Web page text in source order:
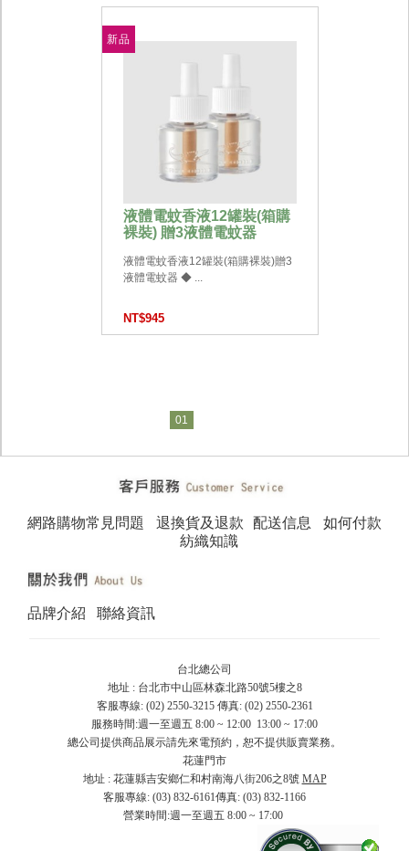
新品
液體電蚊香液12罐裝(箱購
裸裝) 贈3液體電蚊器
液體電蚊香液12罐裝(箱購裸裝)贈3
液體電蚊器 ◆ ...
NT$945
01
網路購物常見問題 退換貨及退款 配送信息
如何付款
紡織知識
品牌介紹 聯絡資訊
台北總公司
地址 : 台北市中山區林森北路50號5樓之8
客服專線: (02) 2550-3215 傳真: (02) 2550-2361
服務時間:週一至週五 8:00 ~ 12:00 13:00 ~ 17:00
總公司提供商品展示請先來電預約，恕不提供販賣業務。
花蓮門市
地址 : 花蓮縣吉安鄉仁和村南海八街206之8號 MAP
客服專線: (03) 832-6161傳真: (03) 832-1166
營業時間:週一至週五 8:00 ~ 17:00